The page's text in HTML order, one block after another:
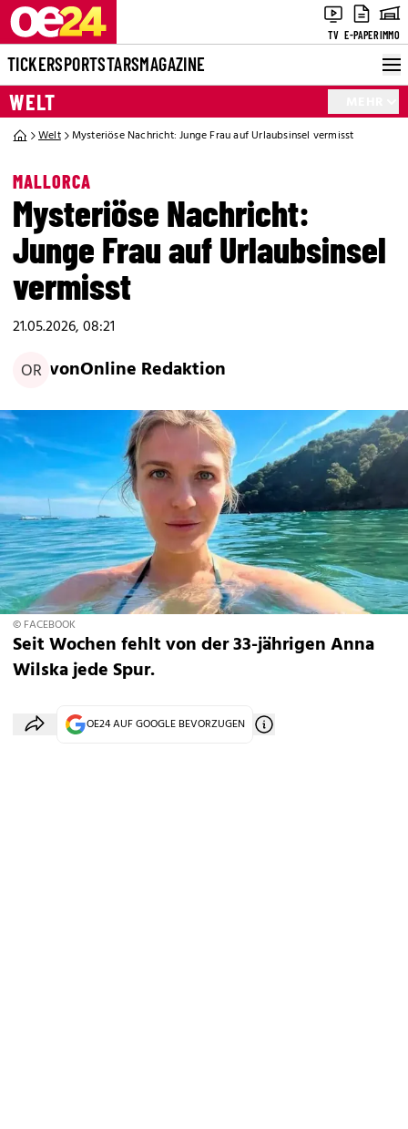
TV E-PAPERIMMO
TICKERSPORTSTARSMAGAZINE
WELT
Welt Mysteriöse Nachricht: Junge Frau auf Urlaubsinsel vermisst
MALLORCA
Mysteriöse Nachricht:
Junge Frau auf Urlaubsinsel
vermisst
21.05.2026, 08:21
OR vonOnline Redaktion
© FACEBOOK
Seit Wochen fehlt von der 33-jährigen Anna
Wilska jede Spur.
OE24 AUF GOOGLE BEVORZUGEN